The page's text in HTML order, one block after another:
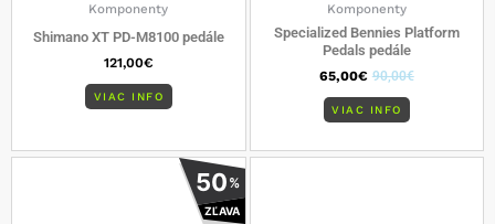
Komponenty
Shimano XT PD-M8100 pedále
121,00€
VIAC INFO
Komponenty
Specialized Bennies Platform
Pedals pedále
65,00€ 90,00€
VIAC INFO
50%
ZĽAVA